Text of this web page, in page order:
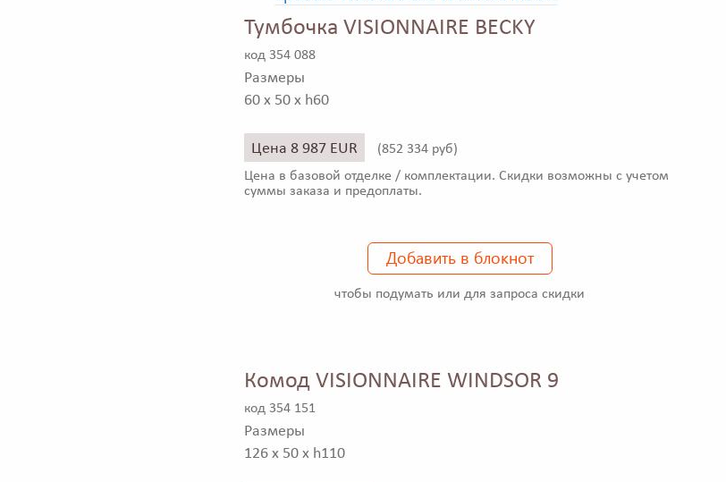
Тумбочка VISIONNAIRE BECKY
код 354 088
Размеры
60 x 50 x h60
Цена 8 987 EUR (852 334 руб)
Цена в базовой отделке / комплектации. Скидки возможны с учетом
суммы заказа и предоплаты.
Добавить в блокнот
чтобы подумать или для запроса скидки
Комод VISIONNAIRE WINDSOR 9
код 354 151
Размеры
126 x 50 x h110